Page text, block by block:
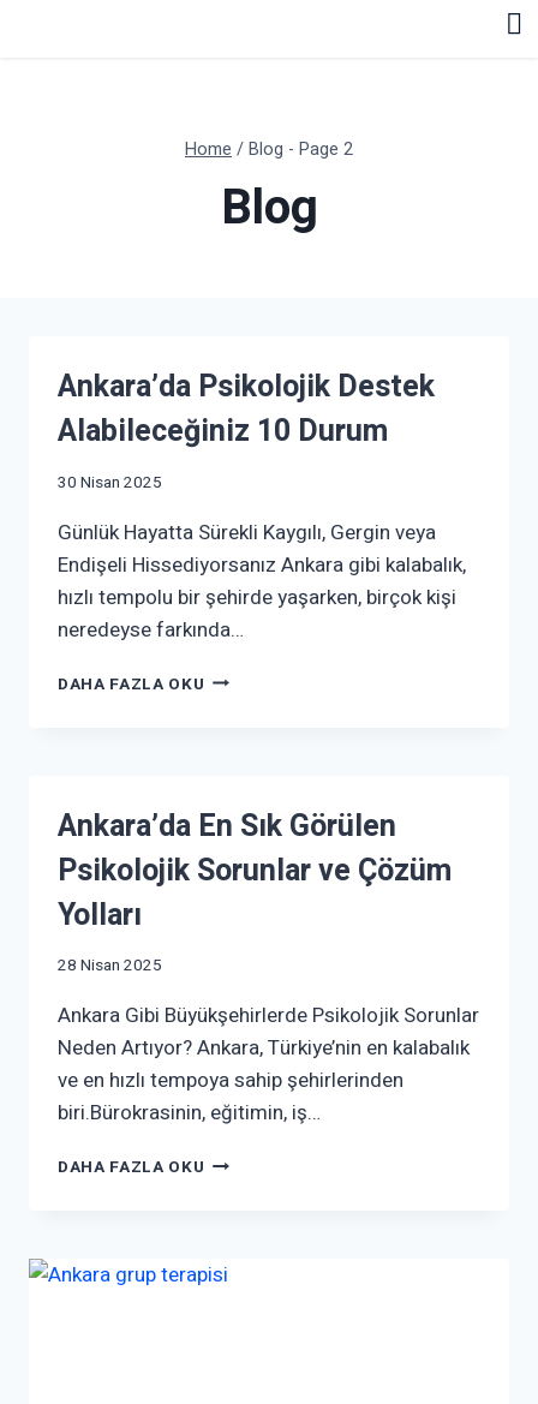
Home /Blog - Page 2
Blog
Ankara’da Psikolojik Destek
Alabileceğiniz 10 Durum
30 Nisan 2025
Günlük Hayatta Sürekli Kaygılı, Gergin veya
Endişeli Hissediyorsanız Ankara gibi kalabalık,
hızlı tempolu bir şehirde yaşarken, birçok kişi
neredeyse farkında…
DAHA FAZLA OKU
Ankara’da En Sık Görülen
Psikolojik Sorunlar ve Çözüm
Yolları
28 Nisan 2025
Ankara Gibi Büyükşehirlerde Psikolojik Sorunlar
Neden Artıyor? Ankara, Türkiye’nin en kalabalık
ve en hızlı tempoya sahip şehirlerinden
biri.Bürokrasinin, eğitimin, iş…
DAHA FAZLA OKU